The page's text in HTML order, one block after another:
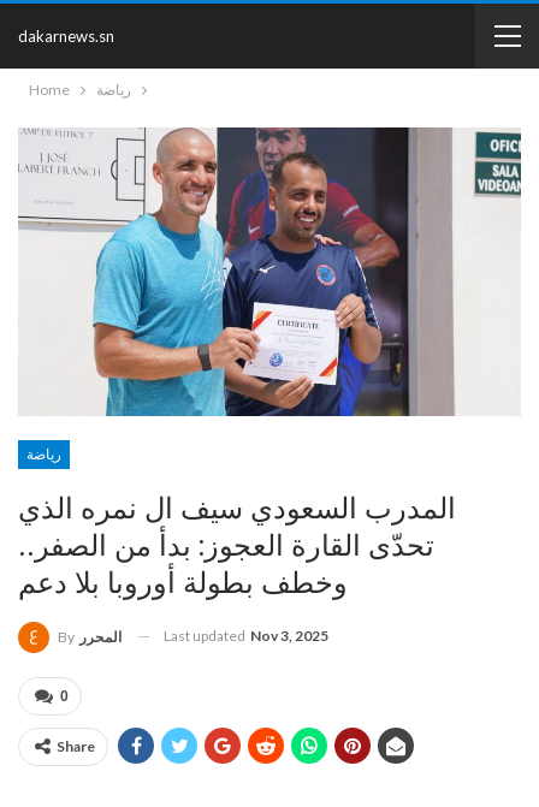
dakarnews.sn
Home رياضة
رياضة
المدرب السعودي سيف ال نمره الذي
تحدّى القارة العجوز: بدأ من الصفر..
وخطف بطولة أوروبا بلا دعم
By المحرر Last updated Nov 3, 2025
0
Share